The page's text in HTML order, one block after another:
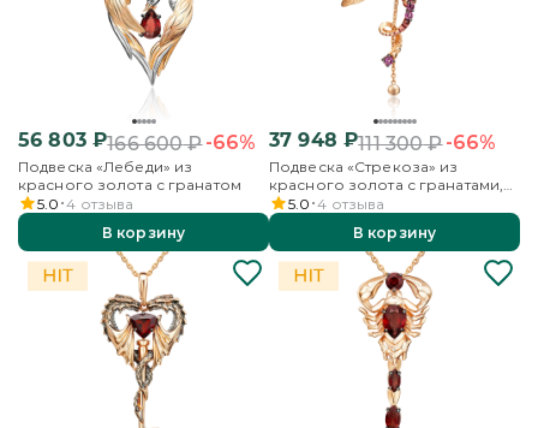
56 803₽166 600₽-66%
Подвеска «Лебеди» из
красного золота с гранатом
5.0 4 отзыва
В корзину
37 948 ₽111 300₽-66%
Подвеска «Стрекоза» из
красного золота с гранатами,
бесцветными топазами и
эмалью
5.0 4 отзыва
В корзину